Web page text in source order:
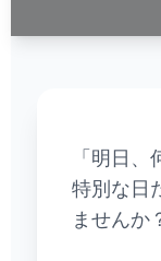
「明日
特別な日
ませんか